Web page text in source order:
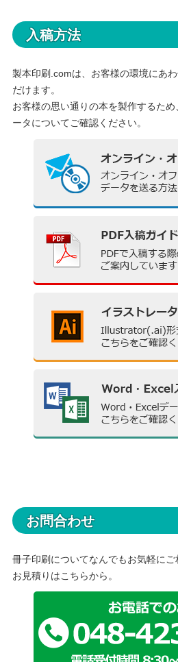
入稿方法
製本印刷.comは、お客様の環境にあ
だけます。
お客様の思い通りの本を製作するた
ータについてご確認ください。
お問合わせ
冊子印刷についてなんでもお気軽にご
お見積りはこちらから。